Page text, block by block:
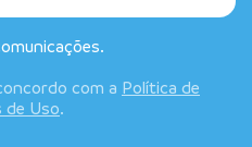
com a Política de
de Uso.